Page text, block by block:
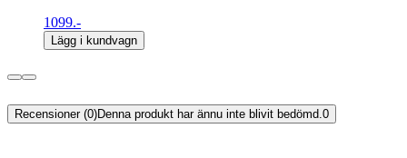
1099.-
Lägg i kundvagn
Recensioner (0)Denna produkt har ännu inte blivit bedömd. 0